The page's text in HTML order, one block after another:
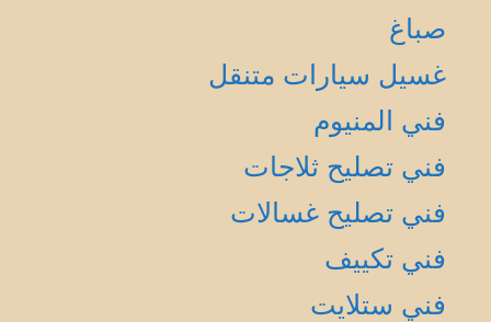
صباغ
غسيل سيارات متنقل
فني المنيوم
فني تصليح ثلاجات
فني تصليح غسالات
فني تكييف
فني ستلايت